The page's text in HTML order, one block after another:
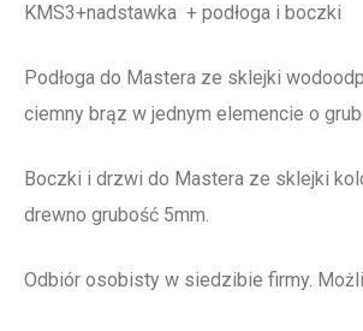
KMS3+nadstawka + podłoga i boczki
Podłoga do Mastera ze sklejki
ciemny brąz w jednym elemencie o
Boczki i drzwi do Mastera ze sklejki
drewno grubość 5mm.
Odbiór osobisty w siedzibie firmy.